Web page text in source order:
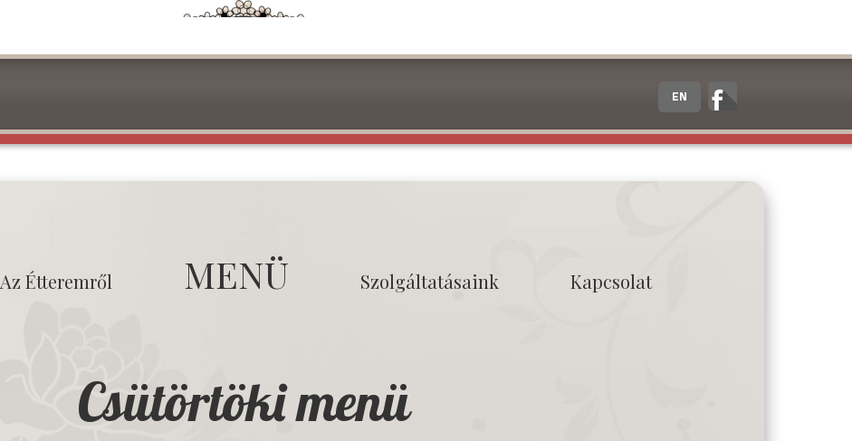
EN
Az Étteremről MENÜ Szolgáltatásaink Kapcsolat
Csütörtöki menü